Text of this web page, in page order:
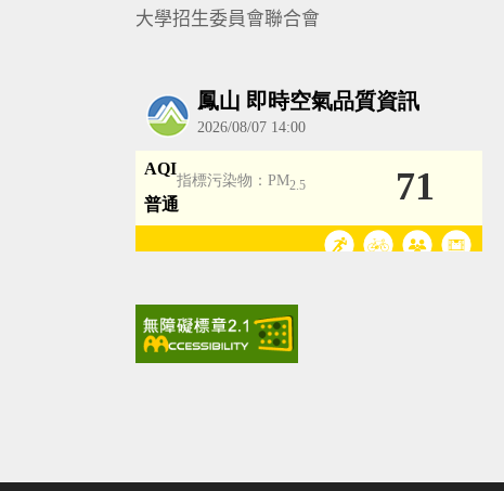
大學招生委員會聯合會